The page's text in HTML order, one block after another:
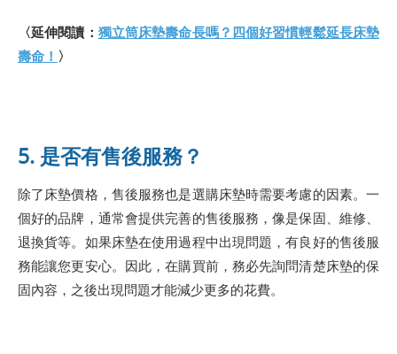
〈延伸閱讀： 獨立筒床墊壽命長嗎？四個好習慣輕鬆延長床墊
壽命！ 〉
5. 是否有售後服務？
除了床墊價格，售後服務也是選購床墊時需要考慮的因素。一
個好的品牌，通常會提供完善的售後服務，像是保固、維修、
退換貨等。如果床墊在使用過程中出現問題，有良好的售後服
務能讓您更安心。因此，在購買前，務必先詢問清楚床墊的保
固內容，之後出現問題才能減少更多的花費。